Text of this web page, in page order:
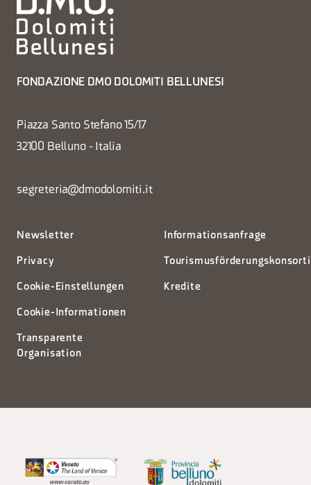
FONDAZIONE DMO DOLOMITI BELLUNESI
Piazza Santo Stefano 15/17
32100 Belluno - Italia
segreteria@dmodolomiti.it
Newsletter
Privacy
Cookie-Einstellungen
Cookie-Informationen
Transparente
Organisation
Informationsanfrage
Kredite